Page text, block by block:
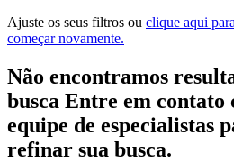
Ajuste os seus filtros ou clique aqui
começar novamente.
Não encontramos
busca Entre em contato
equipe de especialistas
refinar sua busca.